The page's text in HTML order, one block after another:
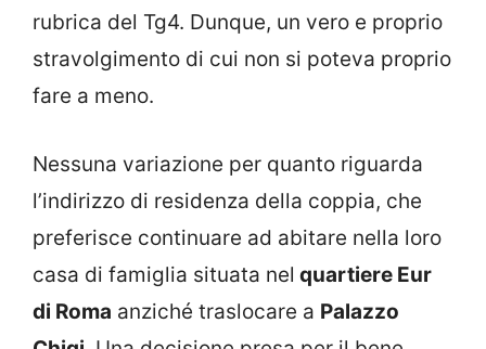
rubrica del Tg4. Dunque, un vero e proprio
stravolgimento di cui non si poteva proprio
fare a meno.
Nessuna variazione per quanto riguarda
l’indirizzo di residenza della coppia, che
preferisce continuare ad abitare nella loro
casa di famiglia situata nel quartiere Eur
di Roma anziché traslocare a Palazzo